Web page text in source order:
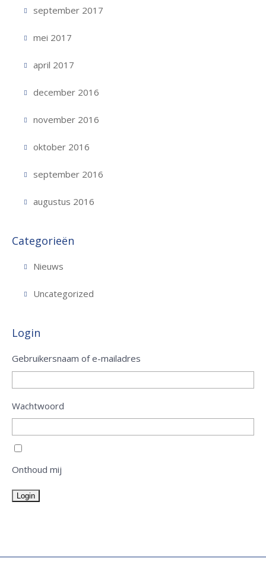
september 2017
mei 2017
april 2017
december 2016
november 2016
oktober 2016
september 2016
augustus 2016
Categorieën
Nieuws
Uncategorized
Login
Gebruikersnaam of e-mailadres
Wachtwoord
Onthoud mij
Login